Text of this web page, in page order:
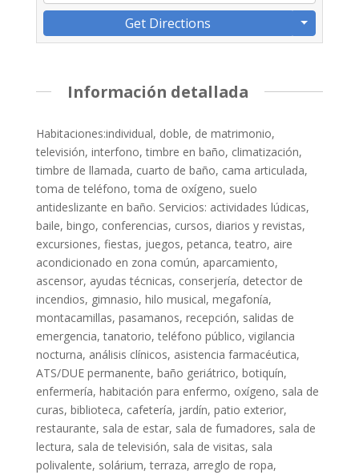
Get Directions
Información detallada
Habitaciones:individual, doble, de matrimonio,
televisión, interfono, timbre en baño, climatización,
timbre de llamada, cuarto de baño, cama articulada,
toma de teléfono, toma de oxígeno, suelo
antideslizante en baño. Servicios: actividades lúdicas,
baile, bingo, conferencias, cursos, diarios y revistas,
excursiones, fiestas, juegos, petanca, teatro, aire
acondicionado en zona común, aparcamiento,
ascensor, ayudas técnicas, conserjería, detector de
incendios, gimnasio, hilo musical, megafonía,
montacamillas, pasamanos, recepción, salidas de
emergencia, tanatorio, teléfono público, vigilancia
nocturna, análisis clínicos, asistencia farmacéutica,
ATS/DUE permanente, baño geriátrico, botiquín,
enfermería, habitación para enfermo, oxígeno, sala de
curas, biblioteca, cafetería, jardín, patio exterior,
restaurante, sala de estar, sala de fumadores, sala de
lectura, sala de televisión, sala de visitas, sala
polivalente, solárium, terraza, arreglo de ropa,